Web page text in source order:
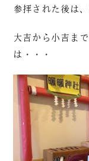
参拝された後は
大吉から小吉ま
は・・・